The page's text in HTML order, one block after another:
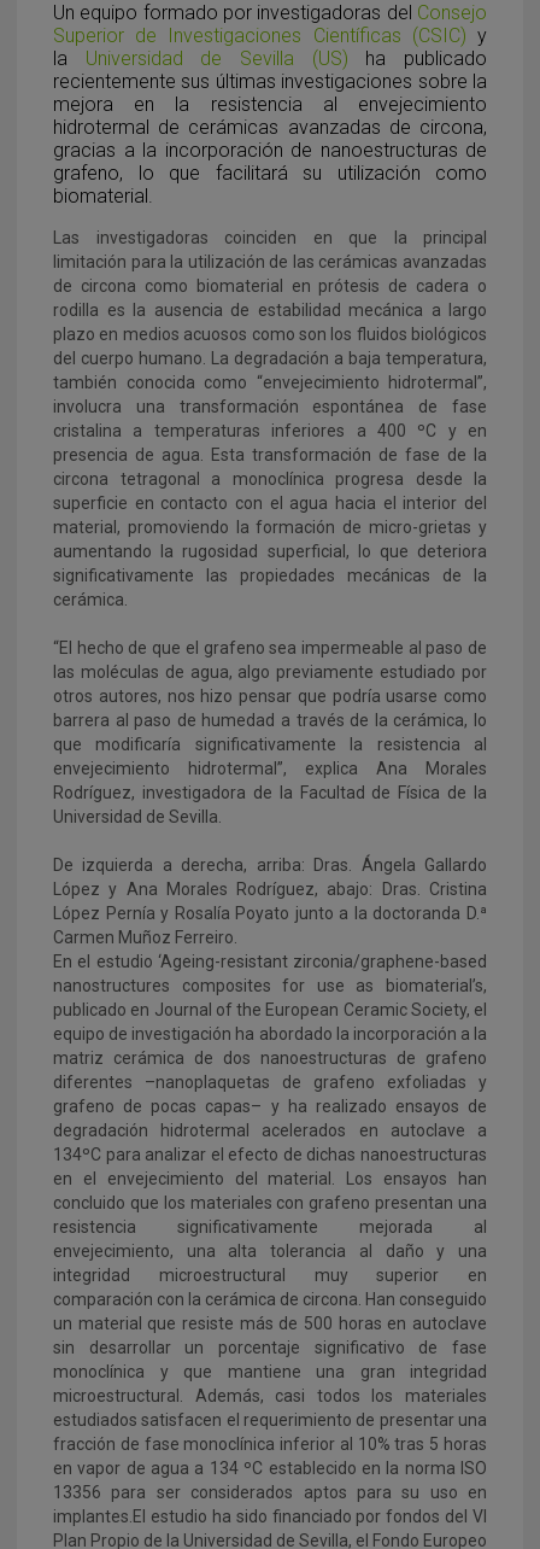
Un equipo formado por investigadoras del Consejo
Superior de Investigaciones Científicas (CSIC) y
la Universidad de Sevilla (US) ha publicado
recientemente sus últimas investigaciones sobre la
mejora en la resistencia al envejecimiento
hidrotermal de cerámicas avanzadas de circona,
gracias a la incorporación de nanoestructuras de
grafeno, lo que facilitará su utilización como
biomaterial.
Las investigadoras coinciden en que la principal
limitación para la utilización de las cerámicas avanzadas
de circona como biomaterial en prótesis de cadera o
rodilla es la ausencia de estabilidad mecánica a largo
plazo en medios acuosos como son los fluidos biológicos
del cuerpo humano. La degradación a baja temperatura,
también conocida como “envejecimiento hidrotermal”,
involucra una transformación espontánea de fase
cristalina a temperaturas inferiores a 400 ºC y en
presencia de agua. Esta transformación de fase de la
circona tetragonal a monoclínica progresa desde la
superficie en contacto con el agua hacia el interior del
material, promoviendo la formación de micro-grietas y
aumentando la rugosidad superficial, lo que deteriora
significativamente las propiedades mecánicas de la
cerámica.
“El hecho de que el grafeno sea impermeable al paso de
las moléculas de agua, algo previamente estudiado por
otros autores, nos hizo pensar que podría usarse como
barrera al paso de humedad a través de la cerámica, lo
que modificaría significativamente la resistencia al
envejecimiento hidrotermal”, explica Ana Morales
Rodríguez, investigadora de la Facultad de Física de la
Universidad de Sevilla.
De izquierda a derecha, arriba: Dras. Ángela Gallardo
López y Ana Morales Rodríguez, abajo: Dras. Cristina
López Pernía y Rosalía Poyato junto a la doctoranda D.ª
Carmen Muñoz Ferreiro.
En el estudio ‘Ageing-resistant zirconia/graphene-based
nanostructures composites for use as biomaterial’s,
publicado en Journal of the European Ceramic Society, el
equipo de investigación ha abordado la incorporación a la
matriz cerámica de dos nanoestructuras de grafeno
diferentes –nanoplaquetas de grafeno exfoliadas y
grafeno de pocas capas– y ha realizado ensayos de
degradación hidrotermal acelerados en autoclave a
134ºC para analizar el efecto de dichas nanoestructuras
en el envejecimiento del material. Los ensayos han
concluido que los materiales con grafeno presentan una
resistencia significativamente mejorada al
envejecimiento, una alta tolerancia al daño y una
integridad microestructural muy superior en
comparación con la cerámica de circona. Han conseguido
un material que resiste más de 500 horas en autoclave
sin desarrollar un porcentaje significativo de fase
monoclínica y que mantiene una gran integridad
microestructural. Además, casi todos los materiales
estudiados satisfacen el requerimiento de presentar una
fracción de fase monoclínica inferior al 10% tras 5 horas
en vapor de agua a 134 ºC establecido en la norma ISO
13356 para ser considerados aptos para su uso en
implantes.El estudio ha sido financiado por fondos del VI
Plan Propio de la Universidad de Sevilla, el Fondo Europeo